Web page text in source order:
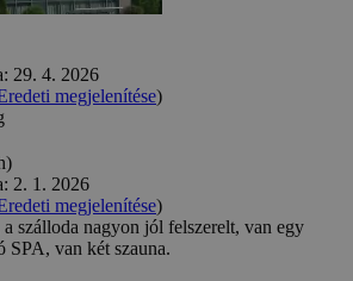
29. 4. 2026
megjelenítése)
2. 1. 2026
megjelenítése)
szálloda nagyon jól felszerelt, van egy
SPA, van két szauna.